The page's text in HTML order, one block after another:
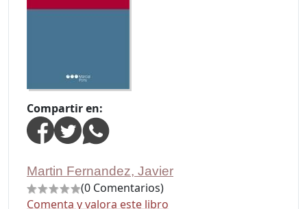
Compartir en:
Martin Fernandez, Javier
(0 Comentarios)
Comenta y valora este libro